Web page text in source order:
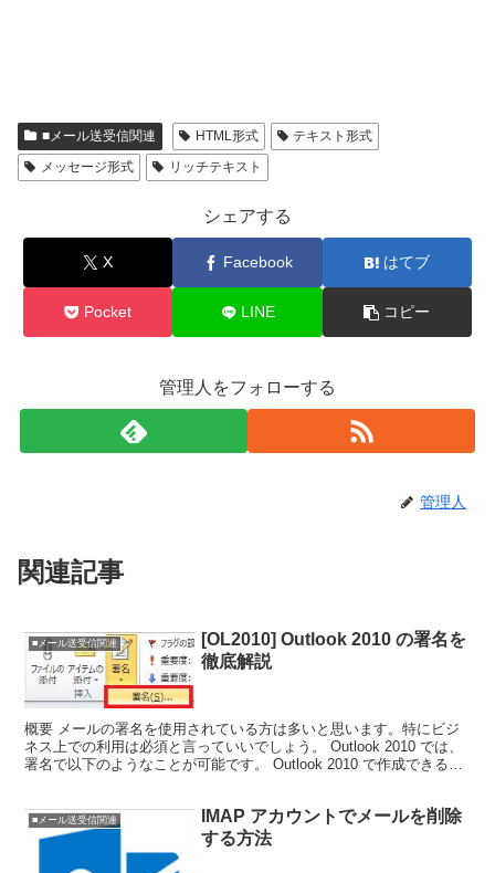
■メール送受信関連 HTML形式
テキスト形式
メッセージ形式
リッチテキスト
シェアする
X Facebook はてブ
Pocket LINE コピー
管理人をフォローする
管理人
関連記事
■メール送受信関連
[OL2010] Outlook 2010 の署名を
徹底解説
概要 メールの署名を使用されている方は多いと思います。特にビジ
ネス上での利用は必須と言っていいでしょう。 Outlook 2010 では、
署名で以下のようなことが可能です。 Outlook 2010 で作成できる署
■メール送受信関連
IMAP アカウントでメールを削除
する方法